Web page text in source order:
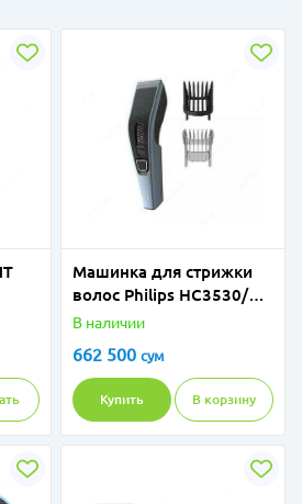
Машинка для стрижки
волос Philips HC3530/15
Hairclipper series 3000
В наличии
662 500 сум
Купить В корзину